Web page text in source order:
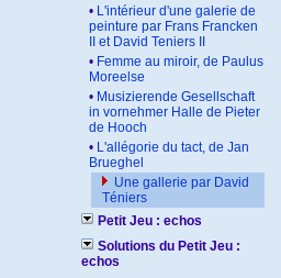
• L'intérieur d'une galerie de
peinture par Frans Francken
II et David Teniers II
• Femme au miroir, de Paulus
Moreelse
• Musizierende Gesellschaft
in vornehmer Halle de Pieter
de Hooch
• L'allégorie du tact, de Jan
Brueghel
Une gallerie par David
Téniers
Petit Jeu : echos
Solutions du Petit Jeu :
echos